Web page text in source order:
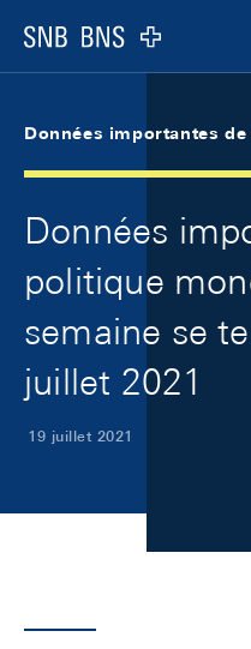
Logo
Données importantes
Données
politique
semaine se
juillet 2021
19 juillet 2021